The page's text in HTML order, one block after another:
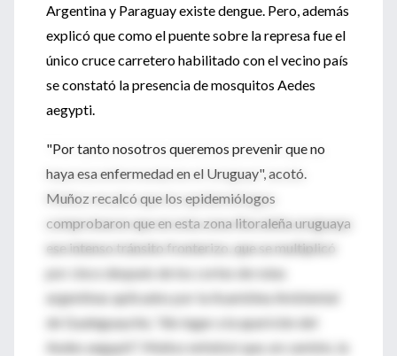
Argentina y Paraguay existe dengue. Pero, además
explicó que como el puente sobre la represa fue el
único cruce carretero habilitado con el vecino país
se constató la presencia de mosquitos Aedes
aegypti.
"Por tanto nosotros queremos prevenir que no
haya esa enfermedad en el Uruguay", acotó.
Muñoz recalcó que los epidemiólogos
comprobaron que en esta zona litoraleña uruguaya
ese intenso tránsito fronterizo, que se multiplicó
por cinco después de los cortes de rutas
argentinas aplicados por la Asamblea Ambiental
de Gualeguaychú, "dio lugar a la aparición del
Aedes aegypti". Muñoz enfatizó que, en cambio, la